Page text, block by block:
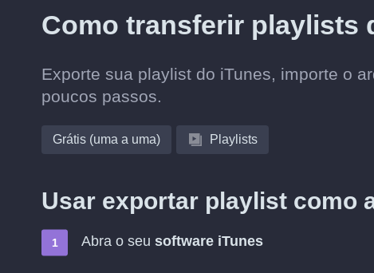
Como transferir playlists
Exporte sua playlist do iTunes, importe o
poucos passos.
Grátis (uma a uma) Playlists
Usar exportar playlist como
Abra o seu software iTunes